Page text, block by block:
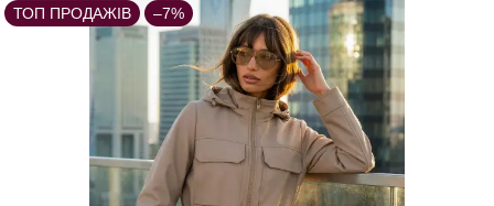
ТОП ПРОДАЖІВ –7%